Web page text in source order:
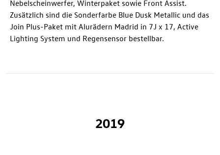
Nebelscheinwerfer, Winterpaket sowie Front Assist.
Zusätzlich sind die Sonderfarbe Blue Dusk Metallic und das
Join Plus-Paket mit Alurädern Madrid in 7J x 17, Active
Lighting System und Regensensor bestellbar.
2019